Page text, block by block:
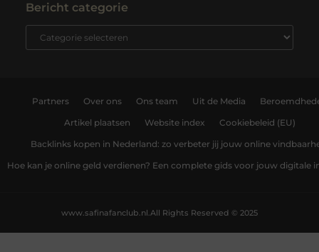
Bericht categorie
Partners Over ons Ons team Uit de Media
Artikel plaatsen Website index Cookiebeleid (EU)
Backlinks kopen in Nederland: zo verbeter jij jouw online
Hoe kan je online geld verdienen? Een complete gids voor jouw digitale
All Rights Reserved © 2025
www.safinafanclub.nl.